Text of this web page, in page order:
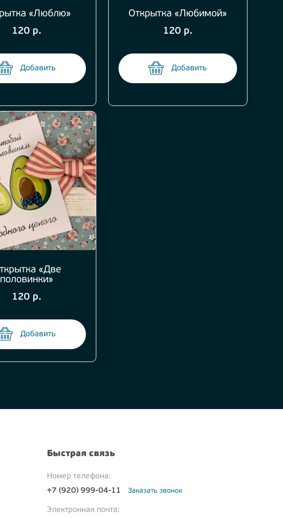
«Люблю»
120 р.
Добавить
Открытка «Любимой»
120 р.
Добавить
«Две
половинки»
120 р.
Добавить
Быстрая связь
Номер телефона:
+7 (920) 999-04-11
Заказать звонок
Электронная почта: